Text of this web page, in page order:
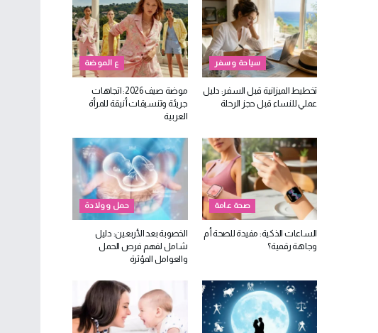
سياحة وسفر
تخطيط الميزانية قبل السفر: دليل
عملي للنساء قبل حجز الرحلة
ع الموضة
موضة صيف 2026: اتجاهات
جريئة وتنسيقات أنيقة للمرأة
العربية
صحة عامة
الساعات الذكية: مفيدة للصحة أم
وجاهة رقمية؟
حمل وولادة
الخصوبة بعد الأربعين: دليل
شامل لفهم فرص الحمل
والعوامل المؤثرة